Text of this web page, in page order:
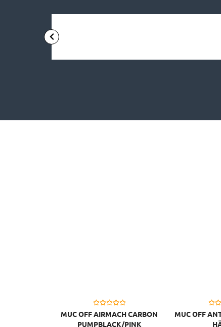
MUC OFF AIRMACH CARBON
PUMPBLACK/PINK
MUC OFF